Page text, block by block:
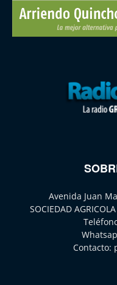
Avenida Juan
SOCIEDAD
Contacto: